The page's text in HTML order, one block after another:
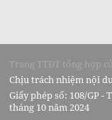
Trang TTĐT tổng hợp
Chịu trách nhiệm nội
Giấy phép số: 108/GP -
tháng 10 năm 2024